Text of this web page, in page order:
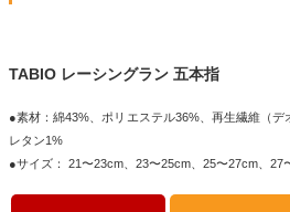
TABIO レーシングラン 五本指
●素材：綿43%、ポリエステル36%、再生繊維（
レタン1%
●サイズ： 21〜23cm、23〜25cm、25〜27cm、27